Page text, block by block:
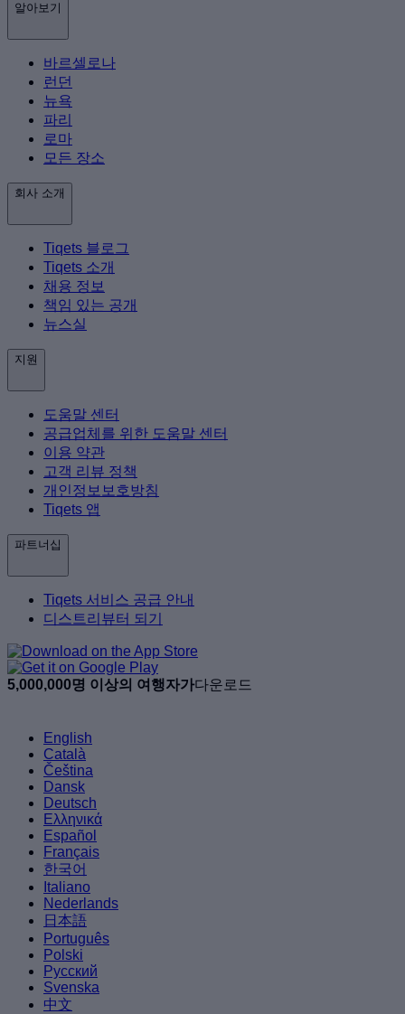
알아보기
바르셀로나
런던
뉴욕
파리
로마
모든 장소
회사 소개
Tiqets 블로그
Tiqets 소개
채용 정보
책임 있는 공개
뉴스실
지원
도움말 센터
공급업체를 위한 도움말 센터
이용 약관
고객 리뷰 정책
개인정보보호방침
Tiqets 앱
파트너십
Tiqets 서비스 공급 안내
디스트리뷰터 되기
5,000,000명 이상의 여행자가다운로드
English
Català
Čeština
Dansk
Deutsch
Ελληνικά
Español
Français
한국어
Italiano
Nederlands
日本語
Português
Polski
Русский
Svenska
中文